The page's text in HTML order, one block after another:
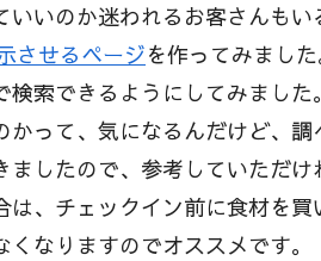
いのか迷われるお客さんもい
させるページを作ってみまし
索できるようにしてみました
って、気になるんだけど、調
したので、参考していただけ
、チェックイン前に食材を
なりますのでオススメです。